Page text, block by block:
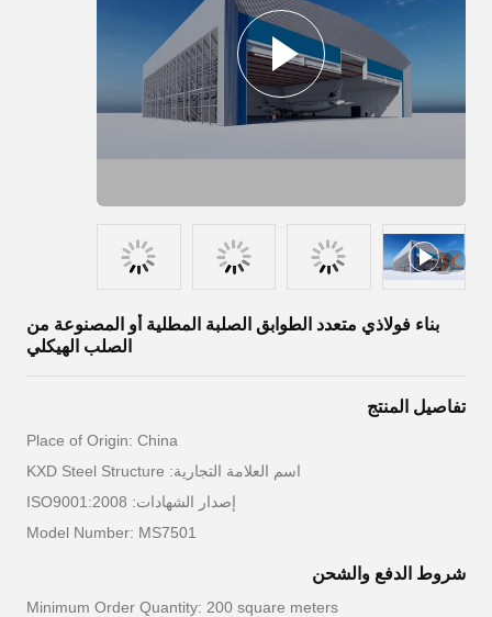
بناء فولاذي متعدد الطوابق الصلبة المطلية أو المصنوعة من
الصلب الهيكلي
تفاصيل المنتج
Place of Origin: China
اسم العلامة التجارية: KXD Steel Structure
إصدار الشهادات: ISO9001:2008
Model Number: MS7501
شروط الدفع والشحن
Minimum Order Quantity: 200 square meters